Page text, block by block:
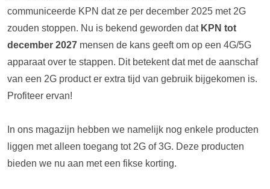
communiceerde KPN dat ze per december 2025 met 2G
zouden stoppen. Nu is bekend geworden dat KPN tot
december 2027 mensen de kans geeft om op een 4G/5G
apparaat over te stappen. Dit betekent dat met de aanschaf
van een 2G product er extra tijd van gebruik bijgekomen is.
Profiteer ervan!
In ons magazijn hebben we namelijk nog enkele producten
liggen met alleen toegang tot 2G of 3G. Deze producten
bieden we nu aan met een fikse korting.